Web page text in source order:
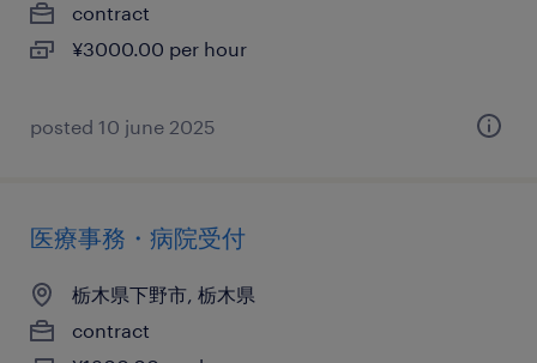
contract
¥3000.00 per hour
posted 10 june 2025
医療事務・病院受付
栃木県下野市, 栃木県
contract